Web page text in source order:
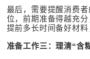
最后，需要提醒消费
位，前期准备得越充
提前多长时间备好材料
准备工作三：理清“含